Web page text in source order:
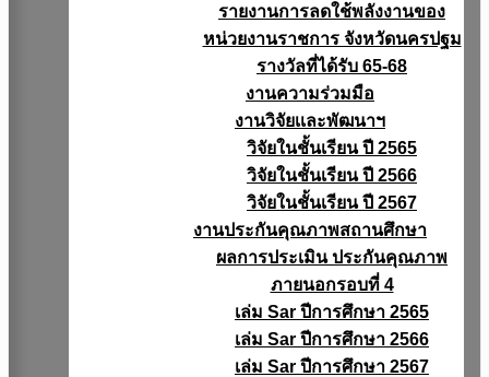
รายงานการลดใช้พลังงานของ
หน่วยงานราชการ จังหวัดนครปฐม
รางวัลที่ได้รับ 65-68
งานความร่วมมือ
งานวิจัยเเละพัฒนาฯ
วิจัยในชั้นเรียน ปี 2565
วิจัยในชั้นเรียน ปี 2566
วิจัยในชั้นเรียน ปี 2567
งานประกันคุณภาพสถานศึกษา
ผลการประเมิน ประกันคุณภาพ
ภายนอกรอบที่ 4
เล่ม Sar ปีการศึกษา 2565
เล่ม Sar ปีการศึกษา 2566
เล่ม Sar ปีการศึกษา 2567